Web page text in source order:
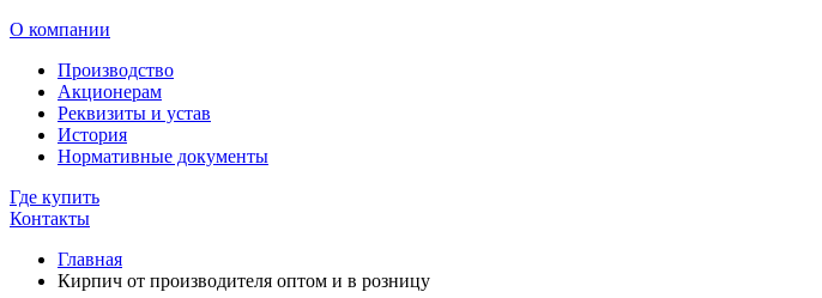
О компании
Производство
Акционерам
Реквизиты и устав
История
Нормативные документы
Где купить
Контакты
Главная
Кирпич от производителя оптом и в розницу